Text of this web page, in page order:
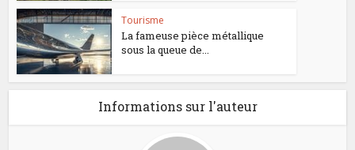
Tourisme
La fameuse pièce métallique
sous la queue de...
Informations sur l'auteur